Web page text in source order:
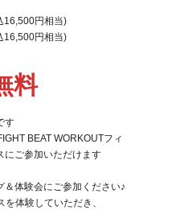
16,500円相当)
16,500円相当)
料
す
BEAT WORKOUTフィ
にご参加いただけます
＆体験会にご参加ください♪
を体験していただき、